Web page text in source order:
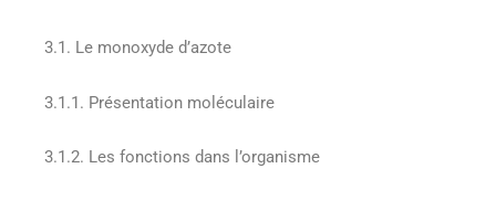
3.1. Le monoxyde d’azote
3.1.1. Présentation moléculaire
3.1.2. Les fonctions dans l’organisme